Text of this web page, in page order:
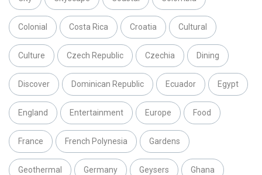
Colonial Costa Rica Croatia Cultural
Culture Czech Republic Czechia Dining
Discover Dominican Republic Ecuador Egypt
England Entertainment Europe Food
France French Polynesia Gardens
Geothermal Germany Geysers Ghana